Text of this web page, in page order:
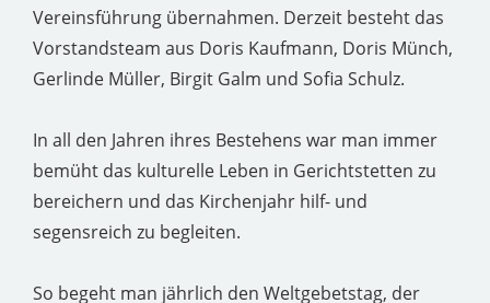
Vereinsführung übernahmen. Derzeit besteht das
Vorstandsteam aus Doris Kaufmann, Doris Münch,
Gerlinde Müller, Birgit Galm und Sofia Schulz.
In all den Jahren ihres Bestehens war man immer
bemüht das kulturelle Leben in Gerichtstetten zu
bereichern und das Kirchenjahr hilf- und
segensreich zu begleiten.
So begeht man jährlich den Weltgebetstag, der